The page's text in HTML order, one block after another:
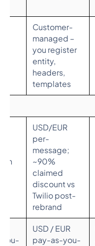
Customer-
managed –
you register
entity,
headers,
templates
USD/EUR
per-
message;
~90%
claimed
discount vs
Twilio post-
rebrand
USD / EUR
pay-as-you-